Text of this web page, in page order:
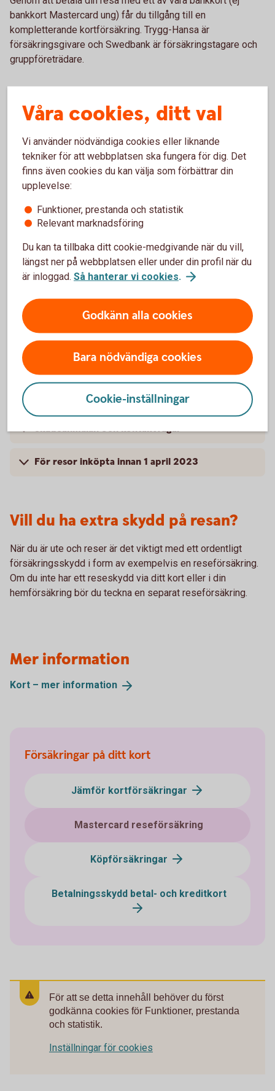
bankkort Mastercard ung) får du tillgång till en
kompletterande kortförsäkring. Trygg-Hansa är
försäkringsgivare och Swedbank är försäkringstagare och
gruppföreträdare.
Kompletterande kortförsäkring – Bankkort
Mastercard
Mastercard
Villkor – Bankkort Mastercard
Skadeanmälan och kontaktvägar
För resor inköpta innan 1 april 2023
Vill du ha extra skydd på resan?
När du är ute och reser är det viktigt med ett ordentligt
försäkringsskydd i form av exempelvis en reseförsäkring.
Om du inte har ett reseskydd via ditt kort eller i din
hemförsäkring bör du teckna en separat reseförsäkring.
Mer information
Kort – mer information
Försäkringar på ditt kort
Jämför kortförsäkringar
Mastercard reseförsäkring
Köpförsäkringar
Betalningsskydd betal- och kreditkort
För att se detta innehåll behöver du först
godkänna cookies för Funktioner, prestanda
och statistik.
Inställningar för cookies
Våra cookies, ditt val
Vi använder nödvändiga cookies eller liknande
tekniker för att webbplatsen ska fungera för dig. Det
finns även cookies du kan välja som förbättrar din
upplevelse:
Funktioner, prestanda och statistik
Relevant marknadsföring
Du kan ta tillbaka ditt cookie-medgivande när du vill,
längst ner på webbplatsen eller under din profil när du
är inloggad. Så hanterar vi cookies.
Godkänn alla cookies
Bara nödvändiga cookies
Cookie-inställningar